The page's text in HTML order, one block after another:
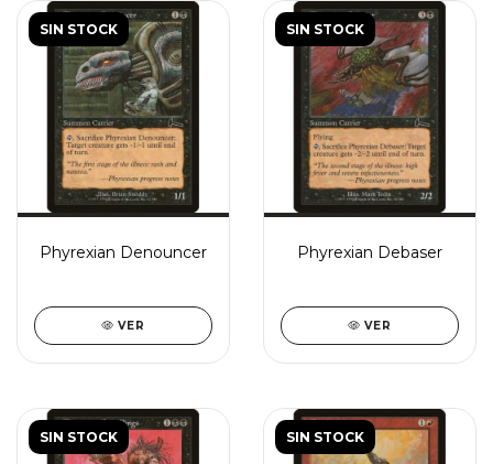
SIN STOCK
Phyrexian Denouncer
VER
SIN STOCK
Phyrexian Debaser
VER
SIN STOCK SIN STOCK